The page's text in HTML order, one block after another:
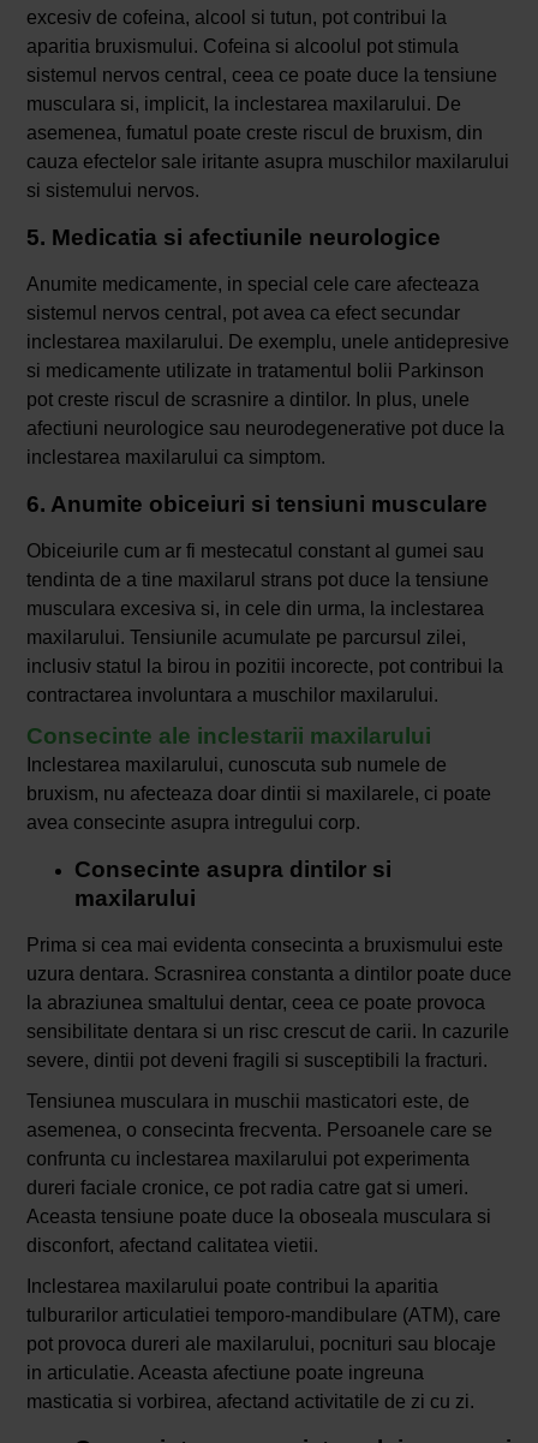
excesiv de cofeina, alcool si tutun, pot contribui la
aparitia bruxismului. Cofeina si alcoolul pot stimula
sistemul nervos central, ceea ce poate duce la tensiune
musculara si, implicit, la inclestarea maxilarului. De
asemenea, fumatul poate creste riscul de bruxism, din
cauza efectelor sale iritante asupra muschilor maxilarului
si sistemului nervos.
5. Medicatia si afectiunile neurologice
Anumite medicamente, in special cele care afecteaza
sistemul nervos central, pot avea ca efect secundar
inclestarea maxilarului. De exemplu, unele antidepresive
si medicamente utilizate in tratamentul bolii Parkinson
pot creste riscul de scrasnire a dintilor. In plus, unele
afectiuni neurologice sau neurodegenerative pot duce la
inclestarea maxilarului ca simptom.
6. Anumite obiceiuri si tensiuni musculare
Obiceiurile cum ar fi mestecatul constant al gumei sau
tendinta de a tine maxilarul strans pot duce la tensiune
musculara excesiva si, in cele din urma, la inclestarea
maxilarului. Tensiunile acumulate pe parcursul zilei,
inclusiv statul la birou in pozitii incorecte, pot contribui la
contractarea involuntara a muschilor maxilarului.
Consecinte ale inclestarii maxilarului
Inclestarea maxilarului, cunoscuta sub numele de
bruxism, nu afecteaza doar dintii si maxilarele, ci poate
avea consecinte asupra intregului corp.
Consecinte asupra dintilor si
maxilarului
Prima si cea mai evidenta consecinta a bruxismului este
uzura dentara. Scrasnirea constanta a dintilor poate duce
la abraziunea smaltului dentar, ceea ce poate provoca
sensibilitate dentara si un risc crescut de carii. In cazurile
severe, dintii pot deveni fragili si susceptibili la fracturi.
Tensiunea musculara in muschii masticatori este, de
asemenea, o consecinta frecventa. Persoanele care se
confrunta cu inclestarea maxilarului pot experimenta
dureri faciale cronice, ce pot radia catre gat si umeri.
Aceasta tensiune poate duce la oboseala musculara si
disconfort, afectand calitatea vietii.
Inclestarea maxilarului poate contribui la aparitia
tulburarilor articulatiei temporo-mandibulare (ATM), care
pot provoca dureri ale maxilarului, pocnituri sau blocaje
in articulatie. Aceasta afectiune poate ingreuna
masticatia si vorbirea, afectand activitatile de zi cu zi.